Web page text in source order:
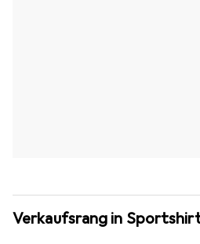
Verkaufsrang in